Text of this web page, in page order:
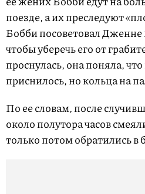
поезде, а их преследуют
Бобби посоветовал Дженне
чтобы уберечь его от
проснулась, она поняла,
приснилось, но кольца на
По ее словам, после
около полутора часов
только потом обратились в